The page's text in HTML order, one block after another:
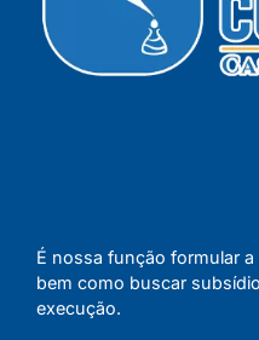
É nossa função formular
bem como buscar
execução.